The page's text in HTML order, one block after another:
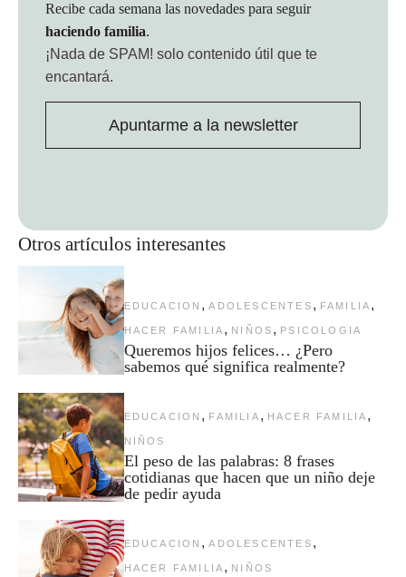
Otros artículos interesantes
EDUCACION , ADOLESCENTES , FAMILIA ,
HACER FAMILIA , NIÑOS , PSICOLOGIA
Queremos hijos felices… ¿Pero
sabemos qué significa realmente?
EDUCACION , FAMILIA , HACER FAMILIA ,
NIÑOS
El peso de las palabras: 8 frases
cotidianas que hacen que un niño deje
de pedir ayuda
EDUCACION , ADOLESCENTES ,
HACER FAMILIA , NIÑOS
Recibe cada semana las novedades para seguir
haciendo familia.
¡Nada de SPAM! solo contenido útil que te
encantará.
Apuntarme a la newsletter